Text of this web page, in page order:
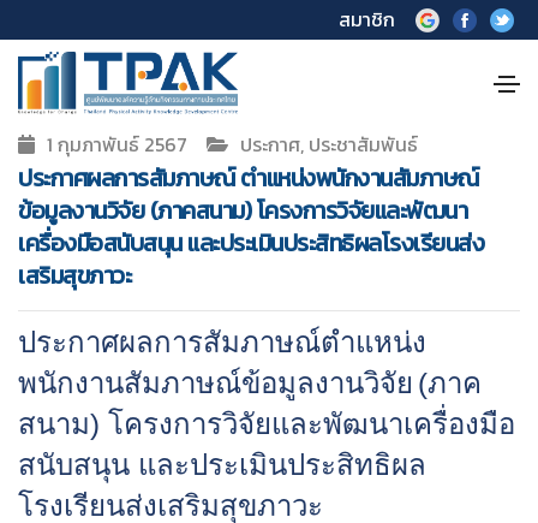
สมาชิก
1 กุมภาพันธ์ 2567 ประกาศ, ประชาสัมพันธ์
ประกาศผลการสัมภาษณ์ ตำแหน่งพนักงานสัมภาษณ์
ข้อมูลงานวิจัย (ภาคสนาม) โครงการวิจัยและพัฒนา
เครื่องมือสนับสนุน และประเมินประสิทธิผลโรงเรียนส่ง
เสริมสุขภาวะ
ประกาศผลการสัมภาษณ์ตำแหน่ง
พนักงานสัมภาษณ์ข้อมูลงานวิจัย (ภาค
สนาม) โครงการวิจัยและพัฒนาเครื่องมือ
สนับสนุน และประเมินประสิทธิผล
โรงเรียนส่งเสริมสุขภาวะ